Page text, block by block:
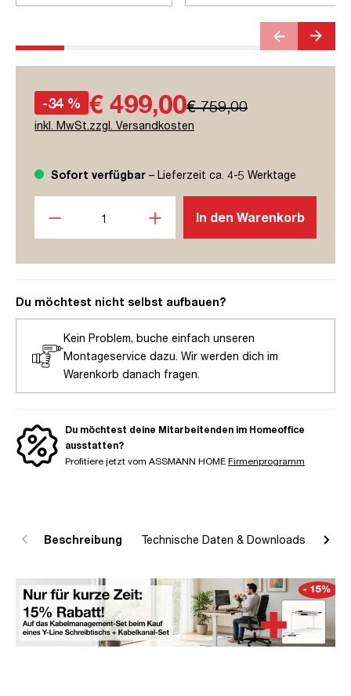
-34 % € 499,00€ 759,00
inkl. MwSt.zzgl. Versandkosten
Sofort verfügbar – Lieferzeit ca. 4-5 Werktage
In den Warenkorb
Du möchtest nicht selbst aufbauen?
Kein Problem, buche einfach unseren
Montageservice dazu. Wir werden dich im
Warenkorb danach fragen.
Du möchtest deine Mitarbeitenden im Homeoffice
ausstatten?
Profitiere jetzt vom ASSMANN HOME Firmenprogramm
Beschreibung Technische Daten & Downloads